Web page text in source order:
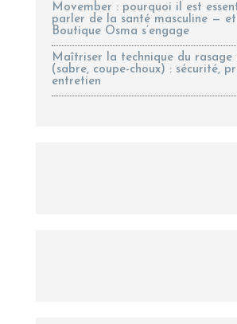
Movember : pourquoi il est
parler de la santé masculine —
Boutique Osma s’engage
Maîtriser la technique du rasage
(sabre, coupe-choux) : sécurité,
entretien